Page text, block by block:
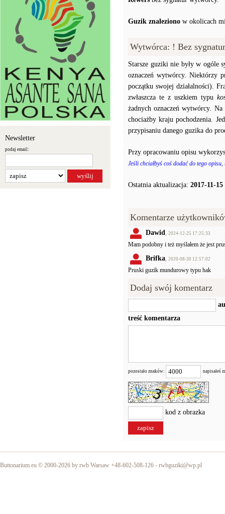
Newsletter
podaj email:
Guzik znaleziono w okolicach
Wytwórca: ! Bez
Starsze guziki nie były w ogóle
oznaczeń wytwórcy. Niektórzy
początku swojej działalności).
zwłaszcza te z uszkiem typu
żadnych oznaczeń wytwórcy.
chociażby kraju pochodzenia.
przypisaniu danego guzika do
Przy opracowaniu opisu
Jeśli chciałbyś coś dodać do tego
Ostatnia aktualizacja: 2017-11-15
Komentarze
Dawid, 2024-12-25 17:25:33
Mam podobny i też myślałem że jest
Brifka, 2020-08-30 12:57:02
Pruski guzik mundurowy typu hak
Dodaj swój komentarz
treść komentarza
pozostało znaków: napisałeś
kod z obrazka
Buttonarium.eu © 2000-2026 by rwb Warsaw +48-602-508-126 - rwbguziki@wp.pl